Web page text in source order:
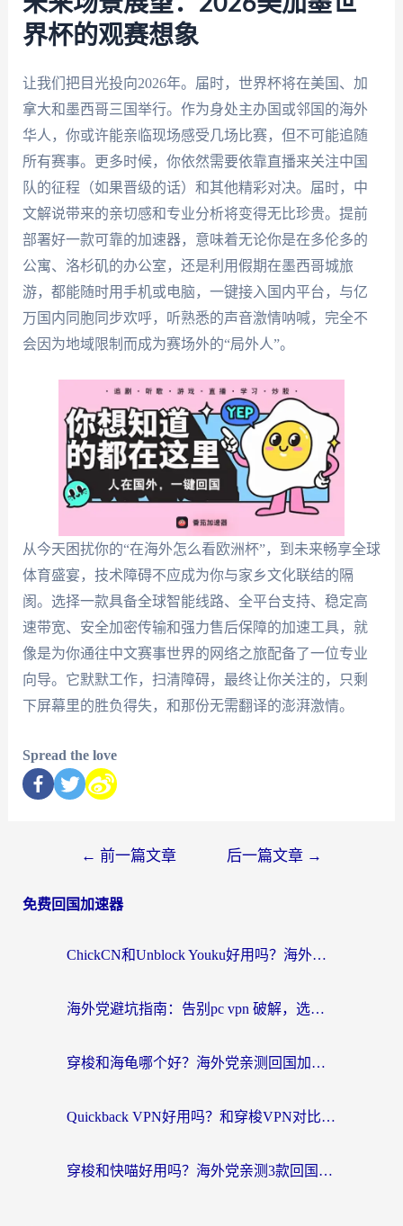
界杯的观赛想象
让我们把目光投向2026年。届时，世界杯将在美国、加
拿大和墨西哥三国举行。作为身处主办国或邻国的海外
华人，你或许能亲临现场感受几场比赛，但不可能追随
所有赛事。更多时候，你依然需要依靠直播来关注中国
队的征程（如果晋级的话）和其他精彩对决。届时，中
文解说带来的亲切感和专业分析将变得无比珍贵。提前
部署好一款可靠的加速器，意味着无论你是在多伦多的
公寓、洛杉矶的办公室，还是利用假期在墨西哥城旅
游，都能随时用手机或电脑，一键接入国内平台，与亿
万国内同胞同步欢呼，听熟悉的声音激情呐喊，完全不
会因为地域限制而成为赛场外的“局外人”。
从今天困扰你的“在海外怎么看欧洲杯”，到未来畅享全球
体育盛宴，技术障碍不应成为你与家乡文化联结的隔
阂。选择一款具备全球智能线路、全平台支持、稳定高
速带宽、安全加密传输和强力售后保障的加速工具，就
像是为你通往中文赛事世界的网络之旅配备了一位专业
向导。它默默工作，扫清障碍，最终让你关注的，只剩
下屏幕里的胜负得失，和那份无需翻译的澎湃激情。
Spread the love
← 前一篇文章 后一篇文章 →
免费回国加速器
ChickCN和Unblock Youku好用吗？海外党亲测3款回国加速器，附iOS免费选择指南
海外党避坑指南：告别pc vpn 破解，选对回国加速器轻松访问国内资源
穿梭和海龟哪个好？海外党亲测回国加速器，附电脑免费VPN推荐
Quickback VPN好用吗？和穿梭VPN对比哪个回国效果更好？海外党必看的真实测评与选择指南
穿梭和快喵好用吗？海外党亲测3款回国加速器，附日本回国VPN避坑指南